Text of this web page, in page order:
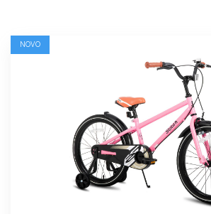
NOVO